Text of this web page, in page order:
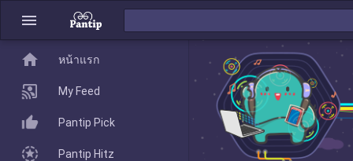
menu
home
home หน้าแรก
My Feed
Pantip Pick
Pantip Hitz